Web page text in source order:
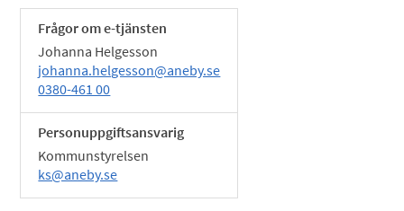
Frågor om e-tjänsten
Johanna Helgesson
johanna.helgesson@aneby.se
0380-461 00
Personuppgiftsansvarig
Kommunstyrelsen
ks@aneby.se